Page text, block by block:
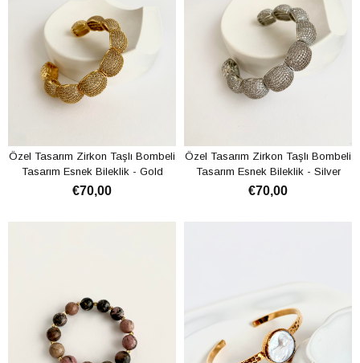
Özel Tasarım Zirkon Taşlı Bombeli
Tasarım Esnek Bileklik - Gold
€70,00
Özel Tasarım Zirkon Taşlı Bombeli
Tasarım Esnek Bileklik - Silver
€70,00